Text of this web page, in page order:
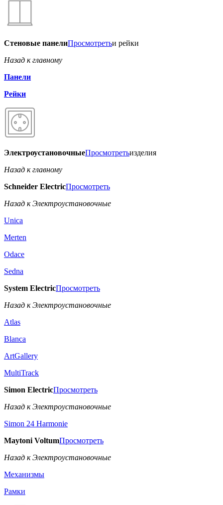
Стеновые панелиПросмотретьи рейки
Назад к главному
Панели
Рейки
ЭлектроустановочныеПросмотретьизделия
Назад к главному
Schneider ElectricПросмотреть
Назад к Электроустановочные
Unica
Merten
Odace
Sedna
System ElectricПросмотреть
Назад к Электроустановочные
Atlas
Blanca
ArtGallery
MultiTrack
Simon ElectricПросмотреть
Назад к Электроустановочные
Simon 24 Harmonie
Maytoni VoltumПросмотреть
Назад к Электроустановочные
Механизмы
Рамки